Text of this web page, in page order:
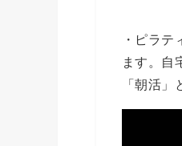
・ピラ
ます。自
「朝活」